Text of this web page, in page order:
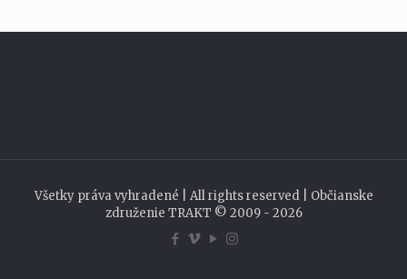
Všetky práva vyhradené | All rights reserved | Občianske
združenie TRAKT © 2009 - 2026